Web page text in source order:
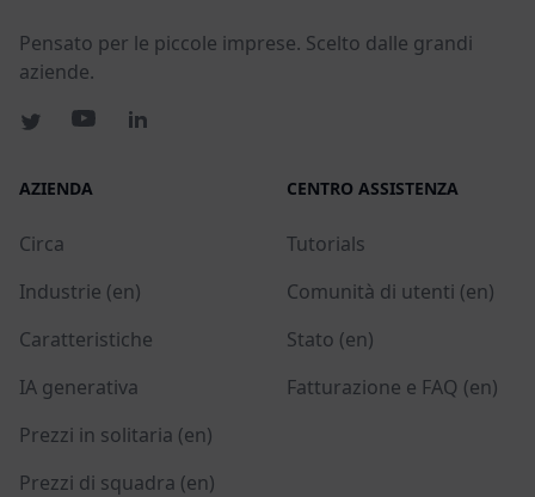
Pensato per le piccole imprese. Scelto dalle grandi
aziende.
AZIENDA
Circa
Industrie (en)
Caratteristiche
IA generativa
Prezzi in solitaria (en)
Prezzi di squadra (en)
CENTRO ASSISTENZA
Tutorials
Comunità di utenti (en)
Stato (en)
Fatturazione e FAQ (en)